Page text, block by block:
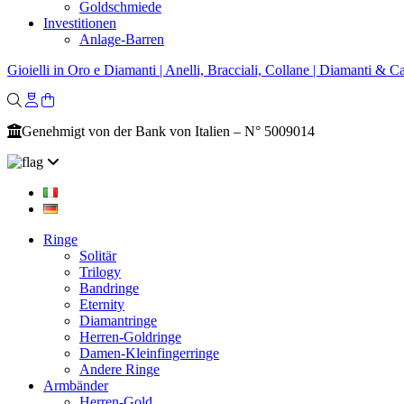
Goldschmiede
Investitionen
Anlage-Barren
Gioielli in Oro e Diamanti | Anelli, Bracciali, Collane | Diamanti &
Genehmigt von der Bank von Italien – N° 5009014
Ringe
Solitär
Trilogy
Bandringe
Eternity
Diamantringe
Herren-Goldringe
Damen-Kleinfingerringe
Andere Ringe
Armbänder